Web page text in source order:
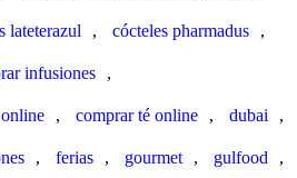
lateterazul , cócteles pharmadus ,
infusiones ,
, comprar té online , dubai ,
, ferias , gourmet , gulfood ,